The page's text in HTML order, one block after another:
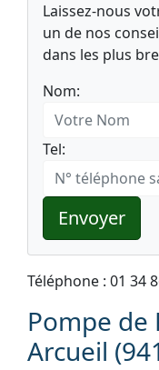
Laissez-nous
un de nos
dans les plus
Nom:
Tel:
Envoyer
Téléphone : 01 34
Pompe de
Arcueil